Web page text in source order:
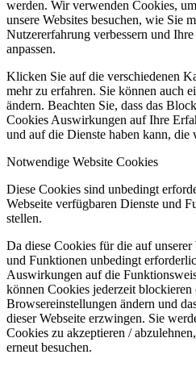
werden. Wir verwenden Cookies,
unsere Websites besuchen, wie Sie
Nutzererfahrung verbessern und
anpassen.
Klicken Sie auf die verschiedenen
mehr zu erfahren. Sie können auch
ändern. Beachten Sie, dass das
Cookies Auswirkungen auf Ihre
und auf die Dienste haben kann, die
Notwendige Website Cookies
Diese Cookies sind unbedingt
Webseite verfügbaren Dienste und
stellen.
Da diese Cookies für die auf
und Funktionen unbedingt
Auswirkungen auf die
können Cookies jederzeit
Browsereinstellungen ändern und
dieser Webseite erzwingen. Sie
Cookies zu akzeptieren /
erneut besuchen.